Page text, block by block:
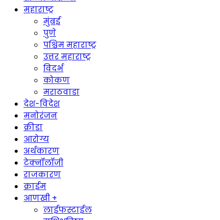
महाराष्ट्र
मुंबई
पुणे
पश्चिम महाराष्ट्र
उत्तर महाराष्ट्र
विदर्भ
कोकण
मराठवाडा
देश-विदेश
मनोरंजन
क्रीडा
आरोग्य
अर्थकारण
टेक्नॉलॉजी
राजकारण
क्राईम
आणखी +
लाईफस्टाईल